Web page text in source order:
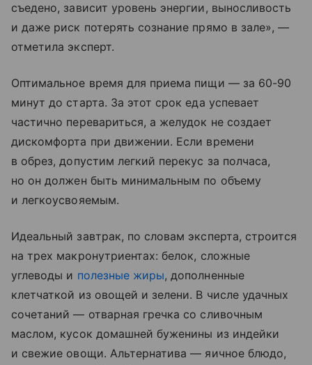
съедено, зависит уровень энергии, выносливость
и даже риск потерять сознание прямо в зале», —
отметила эксперт.
Оптимальное время для приема пищи — за 60-90
минут до старта. За этот срок еда успевает
частично перевариться, а желудок не создает
дискомфорта при движении. Если времени
в обрез, допустим легкий перекус за полчаса,
но он должен быть минимальным по объему
и легкоусвояемым.
Идеальный завтрак, по словам эксперта, строится
на трех макронутриентах: белок, сложные
углеводы и полезные жиры, дополненные
клетчаткой из овощей и зелени. В числе удачных
сочетаний — отварная гречка со сливочным
маслом, кусок домашней буженины из индейки
и свежие овощи. Альтернатива — яичное блюдо,